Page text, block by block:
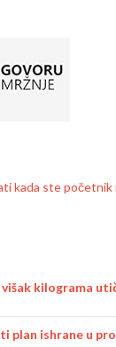
kada ste početnik
kilograma
plan ishrane u